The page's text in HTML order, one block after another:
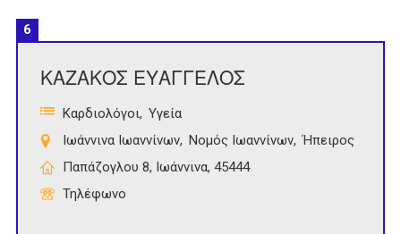
6
ΚΑΖΑΚΟΣ ΕΥΑΓΓΕΛΟΣ
Καρδιολόγοι Υγεία
Ιωάννινα Ιωαννίνων
Νομός Ιωαννίνων Ήπειρος
Παπάζογλου 8, Ιωάννινα, 45444
Τηλέφωνο